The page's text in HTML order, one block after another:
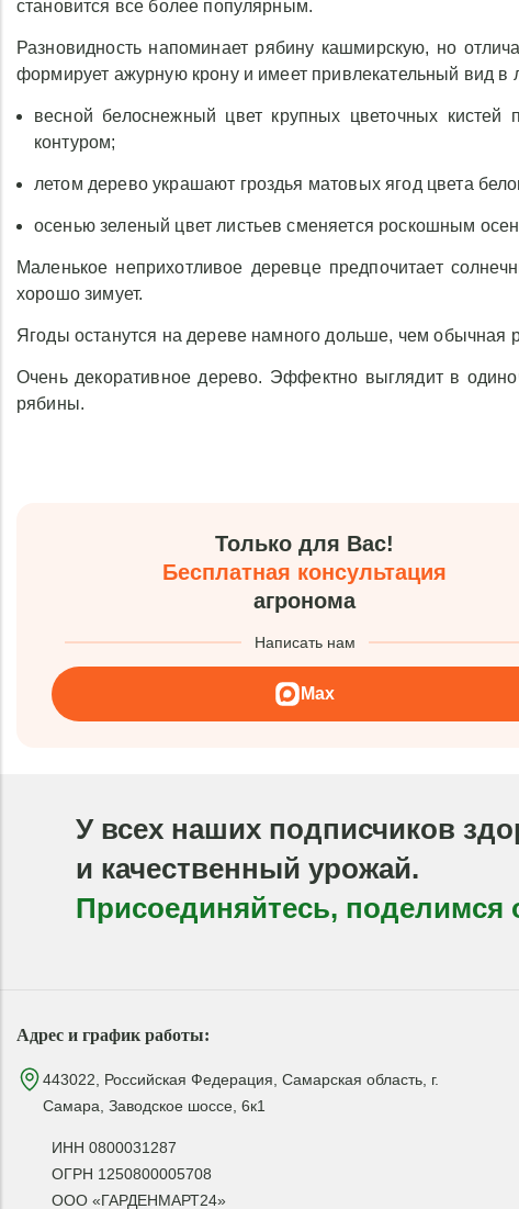
становится все более популярным.
Разновидность напоминает рябину кашмирскую, но
формирует ажурную крону и имеет привлекательный вид в
весной белоснежный цвет крупных цветочных
контуром;
летом дерево украшают гроздья матовых ягод цвета
осенью зеленый цвет листьев сменяется роскошным
Маленькое неприхотливое деревце предпочитает
хорошо зимует.
Ягоды останутся на дереве намного дольше, чем обычная
Очень декоративное дерево. Эффектно выглядит в
рябины.
Только для Вас!
Бесплатная консультация
агронома
Написать нам
Max
У всех наших подписчиков
и качественный урожай.
Присоединяйтесь, поделимся
Адрес и график работы:
443022, Российская Федерация, Самарская область, г.
Самара, Заводское шоссе, 6к1
ИНН 0800031287
ОГРН 1250800005708
ООО «ГАРДЕНМАРТ24»